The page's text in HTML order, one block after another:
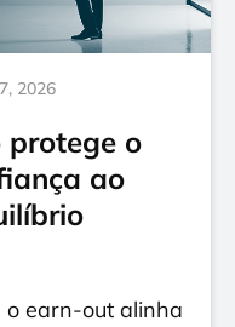
2026
o
ao
o earn-out alinha